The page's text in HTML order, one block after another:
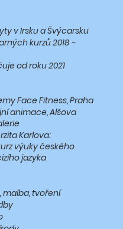
v Irsku a Švýcarsku
kurzů 2018 -
od roku 2021
Face Fitness, Praha
animace, Alšova
Karlova:
výuky českého
jazyka
malba, tvoření